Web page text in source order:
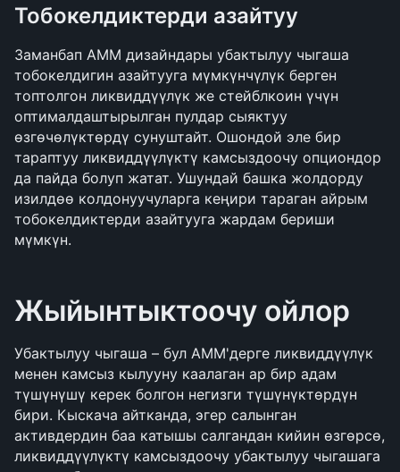
Тобокелдиктерди азайтуу
Заманбап AMM дизайндары убактылуу чыгаша
тобокелдигин азайтууга мүмкүнчүлүк берген
топтолгон ликвиддүүлүк же стейблкоин үчүн
оптималдаштырылган пулдар сыяктуу
өзгөчөлүктөрдү сунуштайт. Ошондой эле бир
тараптуу ликвиддүүлүктү камсыздоочу опциондор
да пайда болуп жатат. Ушундай башка жолдорду
изилдөө колдонуучуларга кеңири тараган айрым
тобокелдиктерди азайтууга жардам бериши
мүмкүн.
Жыйынтыктоочу ойлор
Убактылуу чыгаша – бул AMM'дерге ликвиддүүлүк
менен камсыз кылууну каалаган ар бир адам
түшүнүшү керек болгон негизги түшүнүктөрдүн
бири. Кыскача айтканда, эгер салынган
активдердин баа катышы салгандан кийин өзгөрсө,
ликвиддүүлүктү камсыздоочу убактылуу чыгашага